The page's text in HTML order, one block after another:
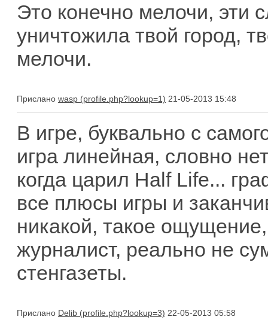
Это конечно мелочи, эти
уничтожила твой город,
мелочи.
Прислано wasp 21-05-2013 15:48
В игре, буквально с
игра линейная, словно
когда царил Half Life...
все плюсы игры и
никакой, такое
журналист, реально не
стенгазеты.
Прислано Delib 22-05-2013 05:58